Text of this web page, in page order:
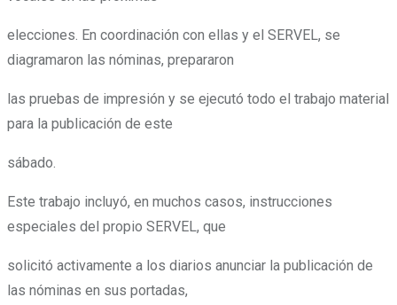
elecciones. En coordinación con ellas y el SERVEL, se
diagramaron las nóminas, prepararon
las pruebas de impresión y se ejecutó todo el trabajo material
para la publicación de este
sábado.
Este trabajo incluyó, en muchos casos, instrucciones
especiales del propio SERVEL, que
solicitó activamente a los diarios anunciar la publicación de
las nóminas en sus portadas,